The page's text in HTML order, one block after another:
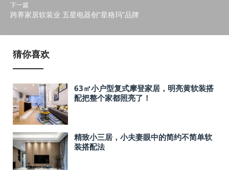
下一篇
跨界家居软装业 五星电器创“星格玛”品牌
猜你喜欢
63㎡小户型复式摩登家居，明亮黄软装搭
配把整个家都照亮了！
精致小三居，小夫妻眼中的简约不简单软
装搭配法